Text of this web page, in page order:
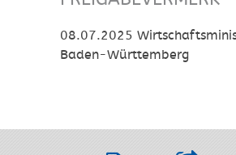
08.07.2025
Baden-Württemberg